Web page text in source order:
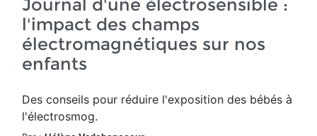
Journal d'une électrosensible :
l'impact des champs
électromagnétiques sur nos
enfants
Des conseils pour réduire l'exposition des bébés à
l'électrosmog.